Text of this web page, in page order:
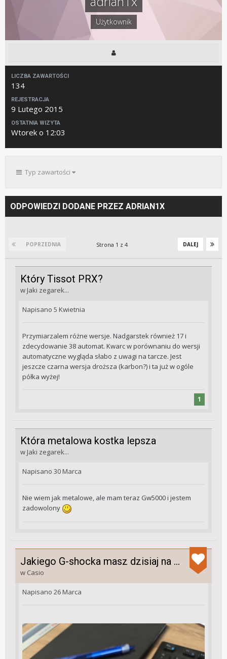
Użytkownik
LICZBA ZAWARTOŚCI
134
REJESTRACJA
9 Lutego 2015
OSTATNIA WIZYTA
Wtorek o 12:03
Typ zawartości
ODPOWIEDZI DODANE PRZEZ ADRIAN1X
POPRZEDNIA DALEJ
Strona 1 z 4
Który Tissot PRX?
w Jaki zegarek...
Napisano 5 Kwietnia
Przymiarzalem różne wersje. Nadgarstek również 17 i
zdecydowanie 38 automat. Kwarc w porównaniu do wersji
automatyczne wygląda słabo z uwagi na tarcze. Jest
jeszcze czarna wersja droższa (karbon?) i ta już w ogóle
półka wyżej!
1
Która metalowa kostka lepsza
w Jaki zegarek...
Napisano 30 Marca
Nie wiem jak metalowe, ale mam teraz Gw5000 i jestem
zadowolony
Jakiego G-shocka masz dzisiaj na ręku?
w Casio
Napisano 26 Marca